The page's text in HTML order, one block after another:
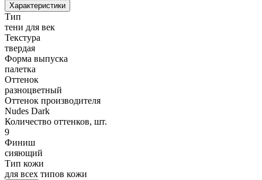
Характеристики
Тип
тени для век
Текстура
твердая
Форма выпуска
палетка
Оттенок
разноцветный
Оттенок производителя
Nudes Dark
Количество оттенков, шт.
9
Финиш
сияющий
Тип кожи
для всех типов кожи